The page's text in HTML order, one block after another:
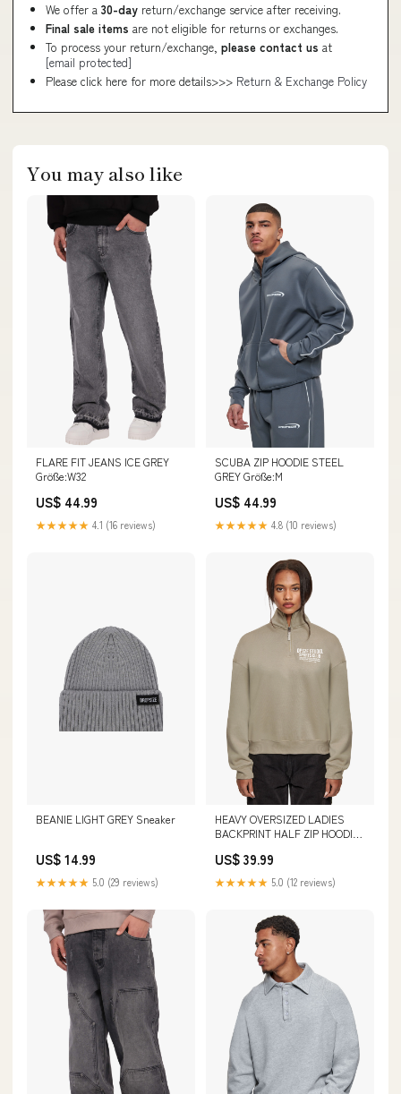
We offer a 30-day return/exchange service after receiving.
Final sale items are not eligible for returns or exchanges.
To process your return/exchange, please contact us at
[email protected]
Please click here for more details>>> Return & Exchange Policy
You may also like
FLARE FIT JEANS ICE GREY
Größe:W32
US$ 44.99
★★★★★ 4.1 (16 reviews)
SCUBA ZIP HOODIE STEEL
GREY Größe:M
US$ 44.99
★★★★★ 4.8 (10 reviews)
BEANIE LIGHT GREY Sneaker
US$ 14.99
★★★★★ 5.0 (29 reviews)
HEAVY OVERSIZED LADIES
BACKPRINT HALF ZIP HOODIE
US$ 39.99
★★★★★ 5.0 (12 reviews)